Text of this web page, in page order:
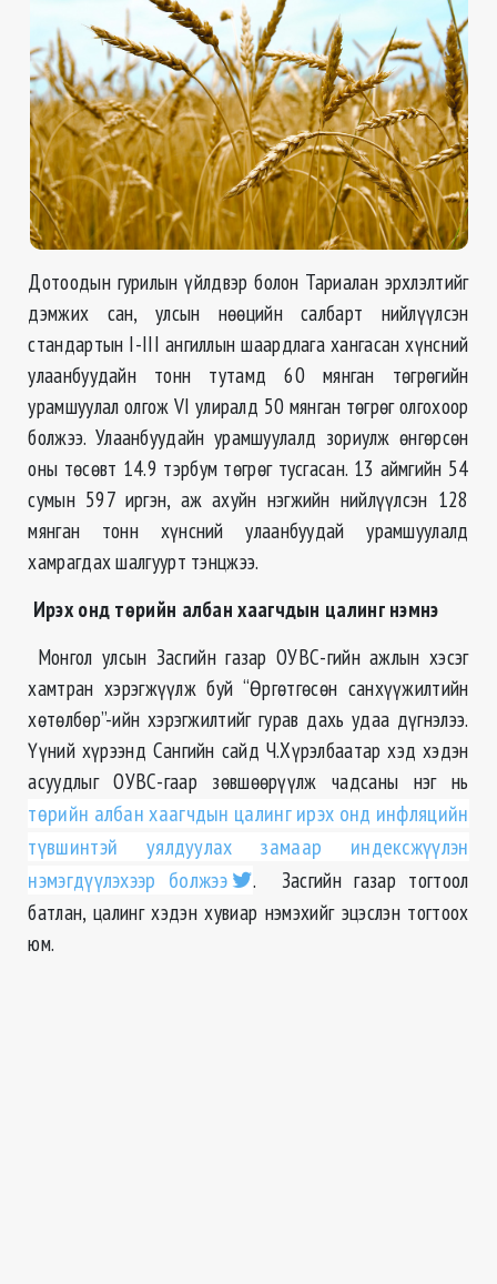
Дотоодын гурилын үйлдвэр болон Тариалан эрхлэлтийг
дэмжих сан, улсын нөөцийн салбарт нийлүүлсэн
стандартын I-III ангиллын шаардлага хангасан хүнсний
улаанбуудайн тонн тутамд 60 мянган төгрөгийн
урамшуулал олгож VI улиралд 50 мянган төгрөг олгохоор
болжээ. Улаанбуудайн урамшуулалд зориулж өнгөрсөн
оны төсөвт 14.9 тэрбум төгрөг тусгасан. 13 аймгийн 54
сумын 597 иргэн, аж ахуйн нэгжийн нийлүүлсэн 128
мянган тонн хүнсний улаанбуудай урамшуулалд
хамрагдах шалгуурт тэнцжээ.
Ирэх онд төрийн албан хаагчдын цалинг нэмнэ
Монгол улсын Засгийн газар ОУВС-гийн ажлын хэсэг
хамтран хэрэгжүүлж буй “Өргөтгөсөн санхүүжилтийн
хөтөлбөр”-ийн хэрэгжилтийг гурав дахь удаа дүгнэлээ.
Үүний хүрээнд Сангийн сайд Ч.Хүрэлбаатар хэд хэдэн
асуудлыг ОУВС-гаар зөвшөөрүүлж чадсаны нэг нь
төрийн албан хаагчдын цалинг ирэх онд инфляцийн
түвшинтэй уялдуулах замаар индексжүүлэн
нэмэгдүүлэхээр болжээ
. Засгийн газар тогтоол
батлан, цалинг хэдэн хувиар нэмэхийг эцэслэн тогтоох
юм.